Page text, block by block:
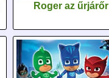
Roger az űrjárőr